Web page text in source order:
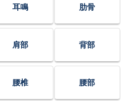
耳鳴 肋骨
肩部 背部
腰椎 腰部